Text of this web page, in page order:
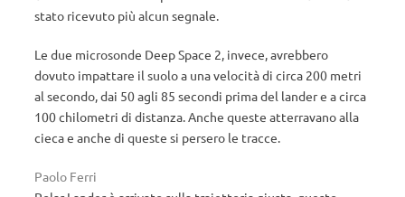
stato ricevuto più alcun segnale.
Le due microsonde Deep Space 2, invece, avrebbero
dovuto impattare il suolo a una velocità di circa 200 metri
al secondo, dai 50 agli 85 secondi prima del lander e a circa
100 chilometri di distanza. Anche queste atterravano alla
cieca e anche di queste si persero le tracce.
Paolo Ferri